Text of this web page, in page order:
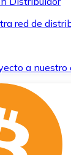
red de
a nuestro